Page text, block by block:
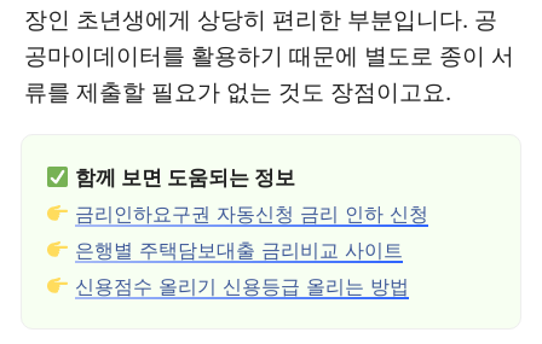
장인 초년생에게 상당히 편리한 부분입니다. 공
공마이데이터를 활용하기 때문에 별도로 종이 서
류를 제출할 필요가 없는 것도 장점이고요.
함께 보면 도움되는 정보
금리인하요구권 자동신청 금리 인하 신청
은행별 주택담보대출 금리비교 사이트
신용점수 올리기 신용등급 올리는 방법